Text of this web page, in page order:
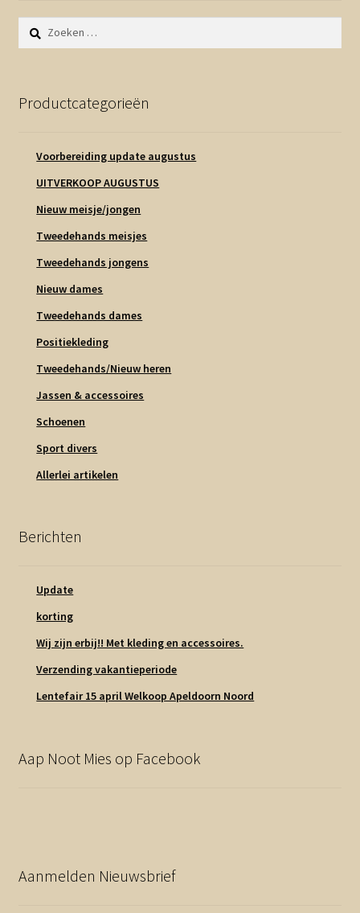
Zoeken
naar:
Productcategorieën
Voorbereiding update augustus
UITVERKOOP AUGUSTUS
Nieuw meisje/jongen
Tweedehands meisjes
Tweedehands jongens
Nieuw dames
Tweedehands dames
Positiekleding
Tweedehands/Nieuw heren
Jassen & accessoires
Schoenen
Sport divers
Allerlei artikelen
Berichten
Update
korting
Wij zijn erbij!! Met kleding en accessoires.
Verzending vakantieperiode
Lentefair 15 april Welkoop Apeldoorn Noord
Aap Noot Mies op Facebook
Aanmelden Nieuwsbrief